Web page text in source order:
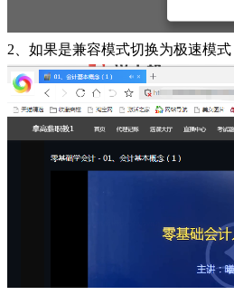
2、如果是兼容模式切换为极速模式